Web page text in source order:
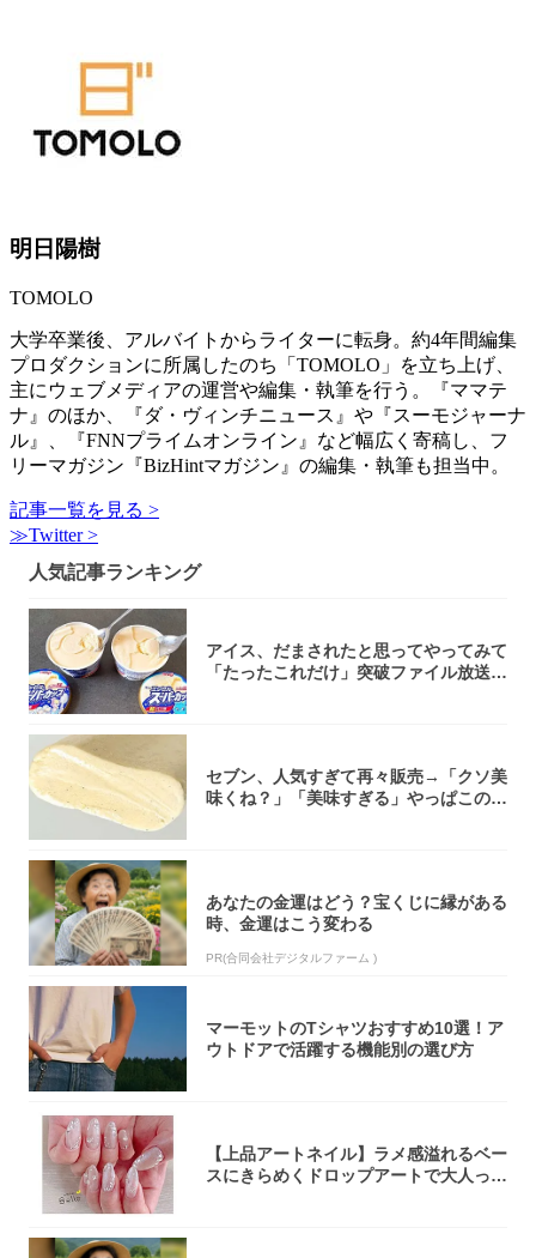
明日陽樹
TOMOLO
大学卒業後、アルバイトからライターに転身。約4年間編集
プロダクションに所属したのち「TOMOLO」を立ち上げ、
主にウェブメディアの運営や編集・執筆を行う。『ママテ
ナ』のほか、『ダ・ヴィンチニュース』や『スーモジャーナ
ル』、『FNNプライムオンライン』など幅広く寄稿し、フ
リーマガジン『BizHintマガジン』の編集・執筆も担当中。
記事一覧を見る >
≫Twitter >
人気記事ランキング
アイス、だまされたと思ってやってみて
「たったこれだけ」突破ファイル放送で
セブン、人気すぎて再々販売→「クソ美
味くね？」「美味すぎる」やっぱこのク
あなたの金運はどう？宝くじに縁がある
時、金運はこう変わる
PR(合同会社デジタルファーム )
マーモットのTシャツおすすめ10選！ア
ウトドアで活躍する機能別の選び方
【上品アートネイル】ラメ感溢れるベー
スにきらめくドロップアートで大人っぽ